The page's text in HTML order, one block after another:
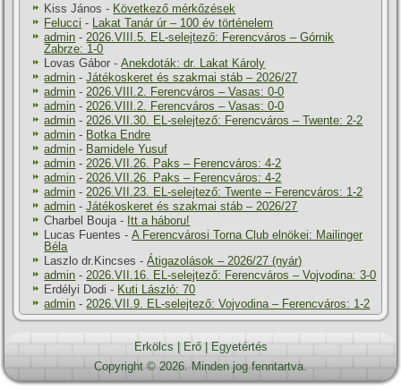
Kiss János - Következő mérkőzések
Felucci - Lakat Tanár úr – 100 év történelem
admin - 2026.VIII.5. EL-selejtező: Ferencváros – Górnik
Zabrze: 1-0
Lovas Gábor -Anekdoták: dr. Lakat Károly
admin -Játékoskeret és szakmai stáb – 2026/27
admin - 2026.VIII.2. Ferencváros – Vasas: 0-0
admin - 2026.VIII.2. Ferencváros – Vasas: 0-0
admin - 2026.VII.30. EL-selejtező: Ferencváros – Twente: 2-2
admin - Botka Endre
admin - Bamidele Yusuf
admin - 2026.VII.26. Paks – Ferencváros: 4-2
admin - 2026.VII.26. Paks – Ferencváros: 4-2
admin - 2026.VII.23. EL-selejtező: Twente – Ferencváros: 1-2
admin -Játékoskeret és szakmai stáb – 2026/27
Charbel Bouja - Itt a háboru!
Lucas Fuentes -A Ferencvárosi Torna Club elnökei: Mailinger
Béla
Laszlo dr.Kincses -Átigazolások – 2026/27 (nyár)
admin - 2026.VII.16. EL-selejtező: Ferencváros – Vojvodina: 3-0
Erdélyi Dodi - Kuti László: 70
admin - 2026.VII.9. EL-selejtező: Vojvodina – Ferencváros: 1-2
Erkölcs Erő|
Egyetértés
Copyright © 2026. Minden jog fenntartva.